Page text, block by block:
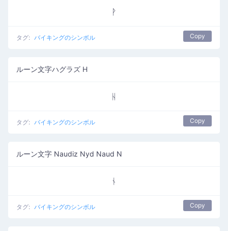
ᚹ
タグ: バイキングのシンボル Copy
ルーン文字ハグラズ H
ᚺ
タグ: バイキングのシンボル Copy
ルーン文字 Naudiz Nyd Naud N
ᚾ
タグ: バイキングのシンボル Copy